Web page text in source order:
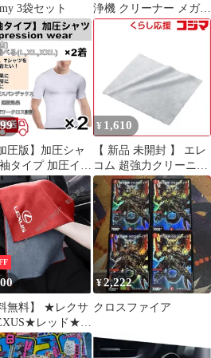
3袋セット
浄機 クリーナー メガネ
洗浄 眼鏡 老眼鏡 音波
セサリー 音波 家庭 用
入歯 ジュエリー 汚れ
隙間 貴金属 花粉 電動
電池 眼鏡拭き クロス
付属
圧版】加圧シャ
イプ 加圧イン
ンズ 半袖 ダイ
補正下着 スポー
ナー お腹引き締
セット
¥ 1,610
【 新品 未開封 】 エレ
コム 超強力クリーニン
グクロス「Ｍサイズ」
KCT‐006GY 未使用 送
料無料
無料】 ★レクサ
レッド★マ
ファイバー 洗車
超吸水 クリーニ
¥2,222
クロスファイア